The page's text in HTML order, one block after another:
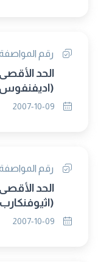
رقم المواصفة 2688 /
الحد
رقم المواصفة 2694 /
الحد